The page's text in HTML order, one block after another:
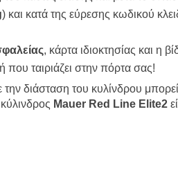
) και κατά της εύρεσης κωδικού
, κάρτα ιδιοκτησίας και η
που ταιριάζει στην πόρτα σας!
διάσταση του κυλίνδρου
Mauer Red Line Elite2